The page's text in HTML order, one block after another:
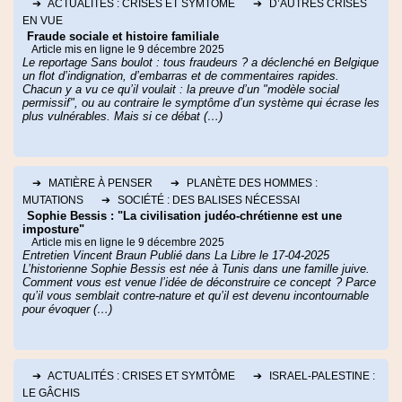
"Les efforts collectifs sont loin d’être à la hauteur"
La première évaluation des 75 engagements révisés
publiée en février "montrait que les efforts collectifs sont
loin d’être à la hauteur" : "J’espère sincèrement que
l’estimation révisée des efforts collectifs révélera une
image plus positive", a encore déclaré la responsable
onusienne.
les inondations qui ont eu lieu récemment dans le monde
entier sont un signal d’alarme qui montre qu’il faut faire
beaucoup plus, et beaucoup plus vite, pour modifier
notre trajectoire actuelle.
Le rapport de février estimait que l’impact combiné de
ces nouvelles contributions (celles des 110 pays sur 200
qui avaient déposé leurs engagements révisés)
constituerait moins de 1% de baisse des émissions de
gaz à effet de serre d’ici à 2030 (comparé à 2010). Très
Parmi les nouvelles contributions soumises, il y a celles
des Etats-Unis revenus dans l’Accord de Paris dès
l’arrivée de Joe Biden à la Maison Blanche, ainsi que
➔ ACTUALITÉS : CRISES ET SYMTÔME ➔
D’AUTRES CRISES
EN VUE
Fraude sociale et histoire familiale
Article mis en ligne le 9 décembre 2025
Le reportage Sans boulot : tous fraudeurs ? a déclenché en Belgique
un flot d’indignation, d’embarras et de commentaires rapides.
Chacun y a vu ce qu’il voulait : la preuve d’un "modèle social
permissif", ou au contraire le symptôme d’un système qui écrase les
plus vulnérables. Mais si ce débat (…)
➔ MATIÈRE À PENSER ➔
PLANÈTE DES HOMMES :
MUTATIONS
➔ SOCIÉTÉ : DES BALISES NÉCESSAI
Sophie Bessis : "La civilisation judéo-chrétienne est une
imposture"
Article mis en ligne le 9 décembre 2025
Entretien Vincent Braun Publié dans La Libre le 17-04-2025
L’historienne Sophie Bessis est née à Tunis dans une famille juive.
Comment vous est venue l’idée de déconstruire ce concept ? Parce
qu’il vous semblait contre-nature et qu’il est devenu incontournable
pour évoquer (…)
➔ ACTUALITÉS : CRISES ET SYMTÔME ➔
ISRAEL-PALESTINE :
LE GÂCHIS